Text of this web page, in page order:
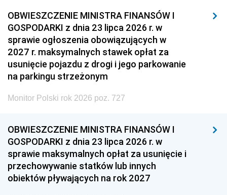
OBWIESZCZENIE MINISTRA FINANSÓW I
GOSPODARKI z dnia 23 lipca 2026 r. w
sprawie ogłoszenia obowiązujących w
2027 r. maksymalnych stawek opłat za
usunięcie pojazdu z drogi i jego parkowanie
na parkingu strzeżonym
Monitor Polski rok 2026 poz. 727
OBWIESZCZENIE MINISTRA FINANSÓW I
GOSPODARKI z dnia 23 lipca 2026 r. w
sprawie maksymalnych opłat za usunięcie i
przechowywanie statków lub innych
obiektów pływających na rok 2027